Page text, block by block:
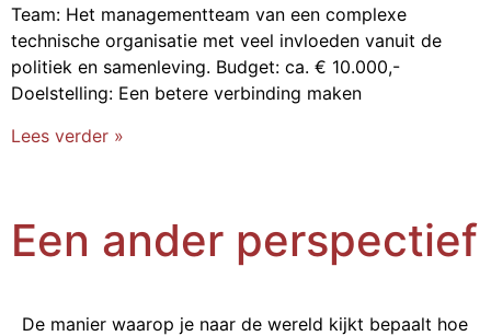
Team: Het managementteam van een complexe
technische organisatie met veel invloeden vanuit de
politiek en samenleving. Budget: ca. € 10.000,-
Doelstelling: Een betere verbinding maken
Lees verder »
Een ander perspectief
De manier waarop je naar de wereld kijkt bepaalt hoe